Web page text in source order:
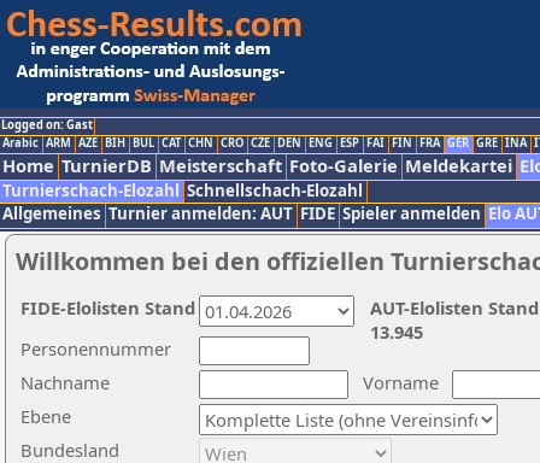
Logged on: Gast
Arabic ARM AZE BIH BUL CAT CHN CRO CZE DEN ENG ESP FAI FIN FRA GER GRE INA
Home TurnierDB Meisterschaft Foto-Galerie Meldekartei
Turnierschach-Elozahl Schnellschach-Elozahl
Allgemeines Turnier anmelden: AUT FIDE Spieler anmelden Elo
Willkommen bei den offiziellen
Nachname
Vorname
Ebene
Personennummer
Bundesland
AUT-Elolisten
13.945
FIDE-Elolisten Stand